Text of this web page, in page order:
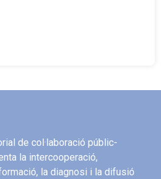
de col·laboració públic-
la intercooperació,
la diagnosi i la difusió